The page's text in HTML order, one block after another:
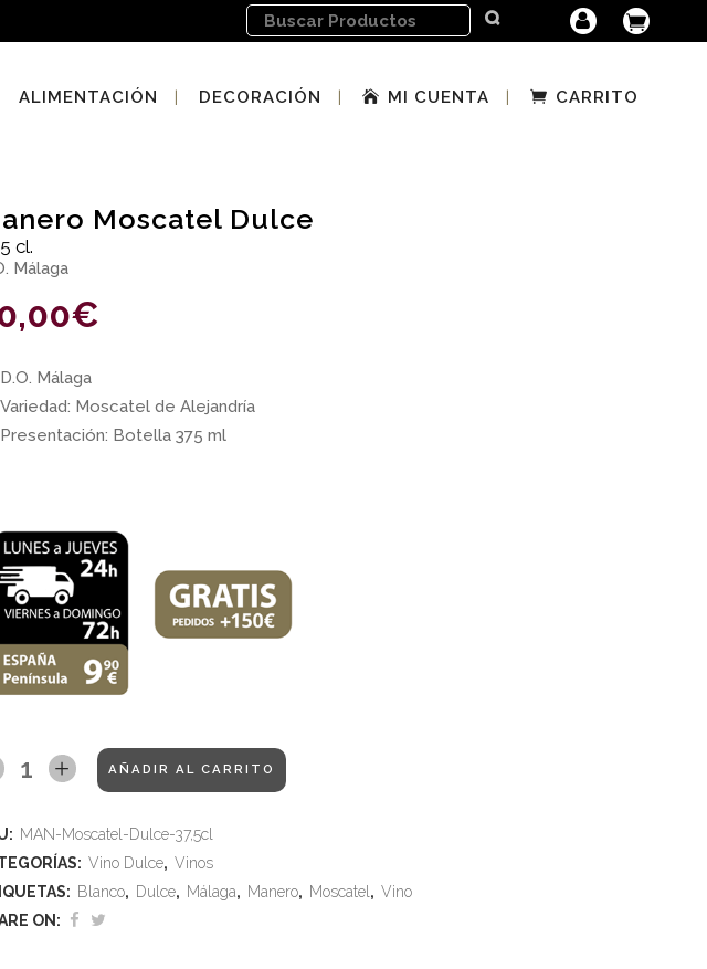
ALIMENTACIÓN DECORACIÓN MI CUENTA CARRITO
Moscatel Dulce
cl.
Málaga
€
D.O. Málaga
Variedad: Moscatel de Alejandría
Presentación: Botella 375 ml
AÑADIR AL CARRITO
MAN-Moscatel-Dulce-37,5cl
Vino Dulce, Vinos
Blanco, Dulce, Málaga, Manero, Moscatel , Vino
ON: